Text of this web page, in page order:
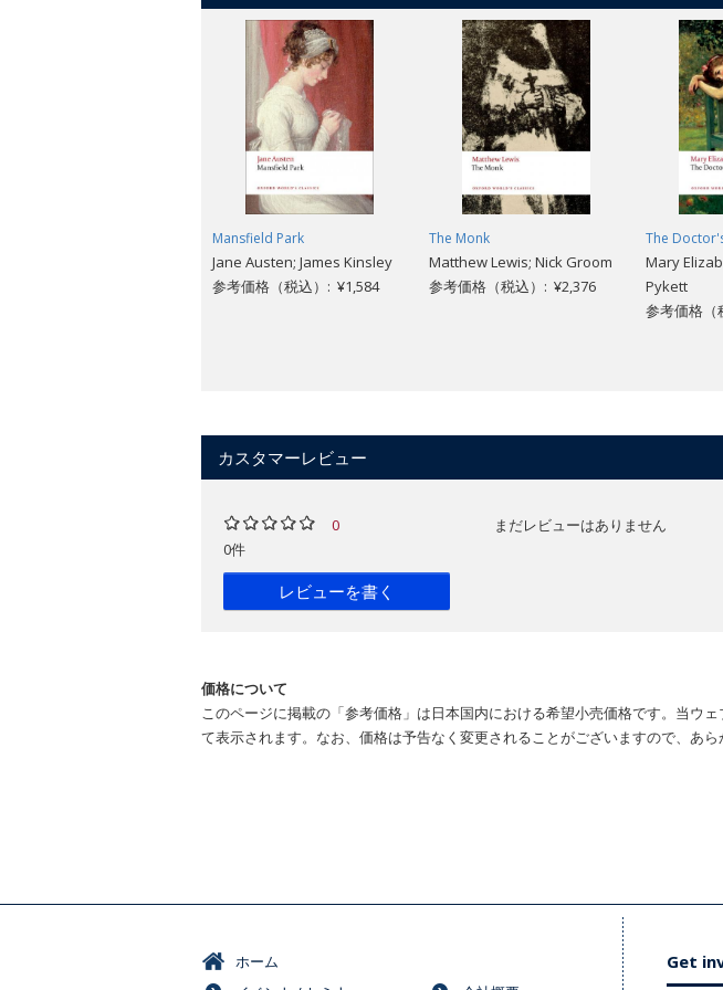
Mansfield Park
Jane Austen; James Kinsley
参考価格（税込）: ¥1,584
The Monk
Matthew Lewis; Nick Groom
参考価格（税込）: ¥2,376
The
Mary
Pykett
参考価格（
カスタマーレビュー
0
0件
レビューを書く
まだレビューはありません
価格について
このページに掲載の「参考価格」は日本国内における希望小売価格です。当ウ
て表示されます。なお、価格は予告なく変更されることがございますので、あら
ホーム
Get